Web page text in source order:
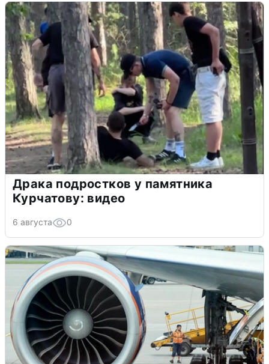
Драка подростков у памятника
Курчатову: видео
6 августа 0